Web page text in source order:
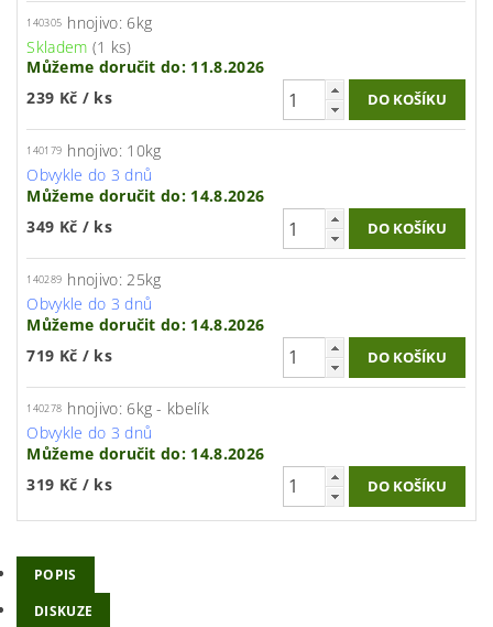
140305 hnojivo: 6kg
Skladem (1 ks)
Můžeme doručit do: 11.8.2026
239 Kč / ks
140179 hnojivo: 10kg
Obvykle do 3 dnů
Můžeme doručit do: 14.8.2026
349 Kč / ks
140289 hnojivo: 25kg
Obvykle do 3 dnů
Můžeme doručit do: 14.8.2026
719 Kč / ks
140278 hnojivo: 6kg - kbelík
Obvykle do 3 dnů
Můžeme doručit do: 14.8.2026
319 Kč / ks
POPIS
DISKUZE